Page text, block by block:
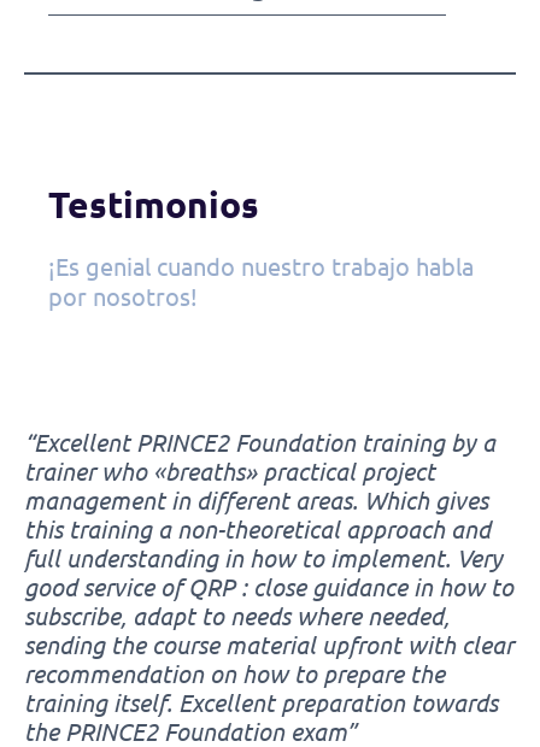
Testimonios
¡Es genial cuando nuestro trabajo habla
por nosotros!
“Excellent PRINCE2 Foundation training by a
trainer who «breaths» practical project
management in different areas. Which gives
this training a non-theoretical approach and
full understanding in how to implement. Very
good service of QRP : close guidance in how to
subscribe, adapt to needs where needed,
sending the course material upfront with clear
recommendation on how to prepare the
training itself. Excellent preparation towards
the PRINCE2 Foundation exam”